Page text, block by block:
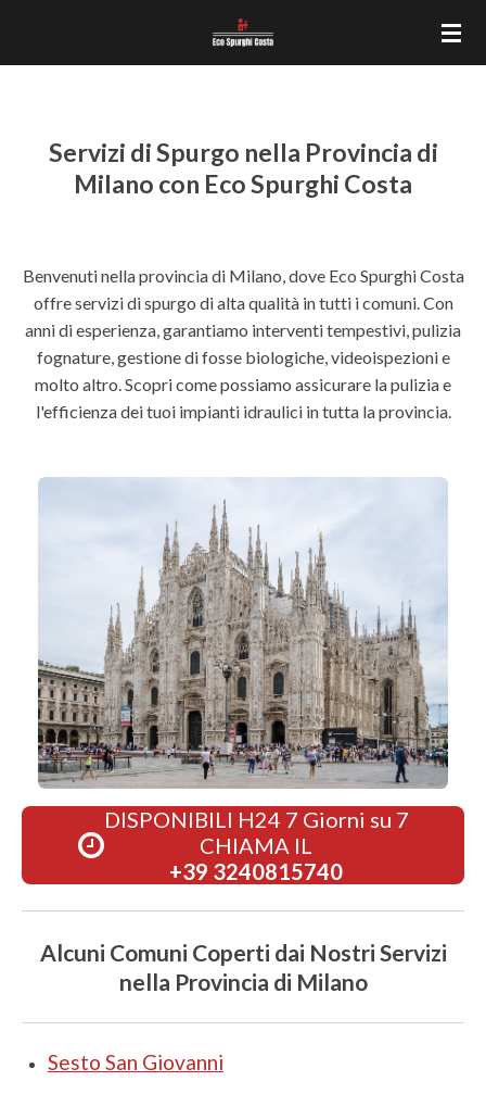
Servizi di Spurgo nella Provincia di
Milano con Eco Spurghi Costa
Benvenuti nella provincia di Milano, dove Eco Spurghi Costa
offre servizi di spurgo di alta qualità in tutti i comuni. Con
anni di esperienza, garantiamo interventi tempestivi, pulizia
fognature, gestione di fosse biologiche, videoispezioni e
molto altro. Scopri come possiamo assicurare la pulizia e
l'efficienza dei tuoi impianti idraulici in tutta la provincia.
DISPONIBILI H24 7 Giorni su 7
CHIAMA IL
+39 3240815740
Alcuni Comuni Coperti dai Nostri Servizi
nella Provincia di Milano
Sesto San Giovanni